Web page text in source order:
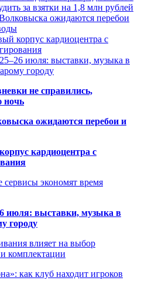
за взятки на 1,8 млн рублей
ожидаются перебои
корпус кардиоцентра с
июля: выставки, музыка в
городу
не справились,
ночь
ожидаются перебои и
кардиоцентра с
сервисы экономят время
июля: выставки, музыка в
городу
влияет на выбор
комплектации
как клуб находит игроков